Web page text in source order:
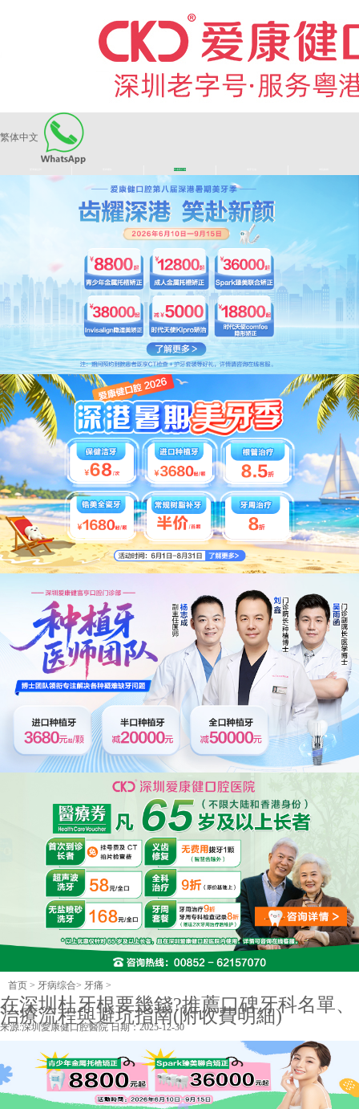
繁体中文
长者医疗券
首页 > 牙病综合> 牙痛 >
在深圳杜牙根要幾錢?推薦口碑牙科名單、
治療流程與避坑指南(附收費明細)
来源:深圳愛康健口腔醫院日期：2025-12-30